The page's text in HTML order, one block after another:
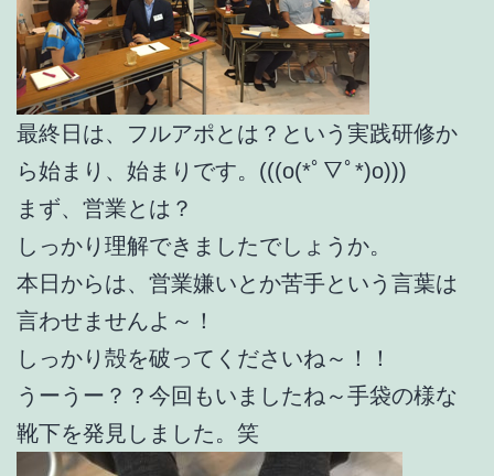
最終日は、フルアポとは？という実践研修か
ら始まり、始まりです。(((o(*ﾟ▽ﾟ*)o)))
まず、営業とは？
しっかり理解できましたでしょうか。
本日からは、営業嫌いとか苦手という言葉は
言わせませんよ～！
しっかり殻を破ってくださいね～！！
うーうー？？今回もいましたね～手袋の様な
靴下を発見しました。笑